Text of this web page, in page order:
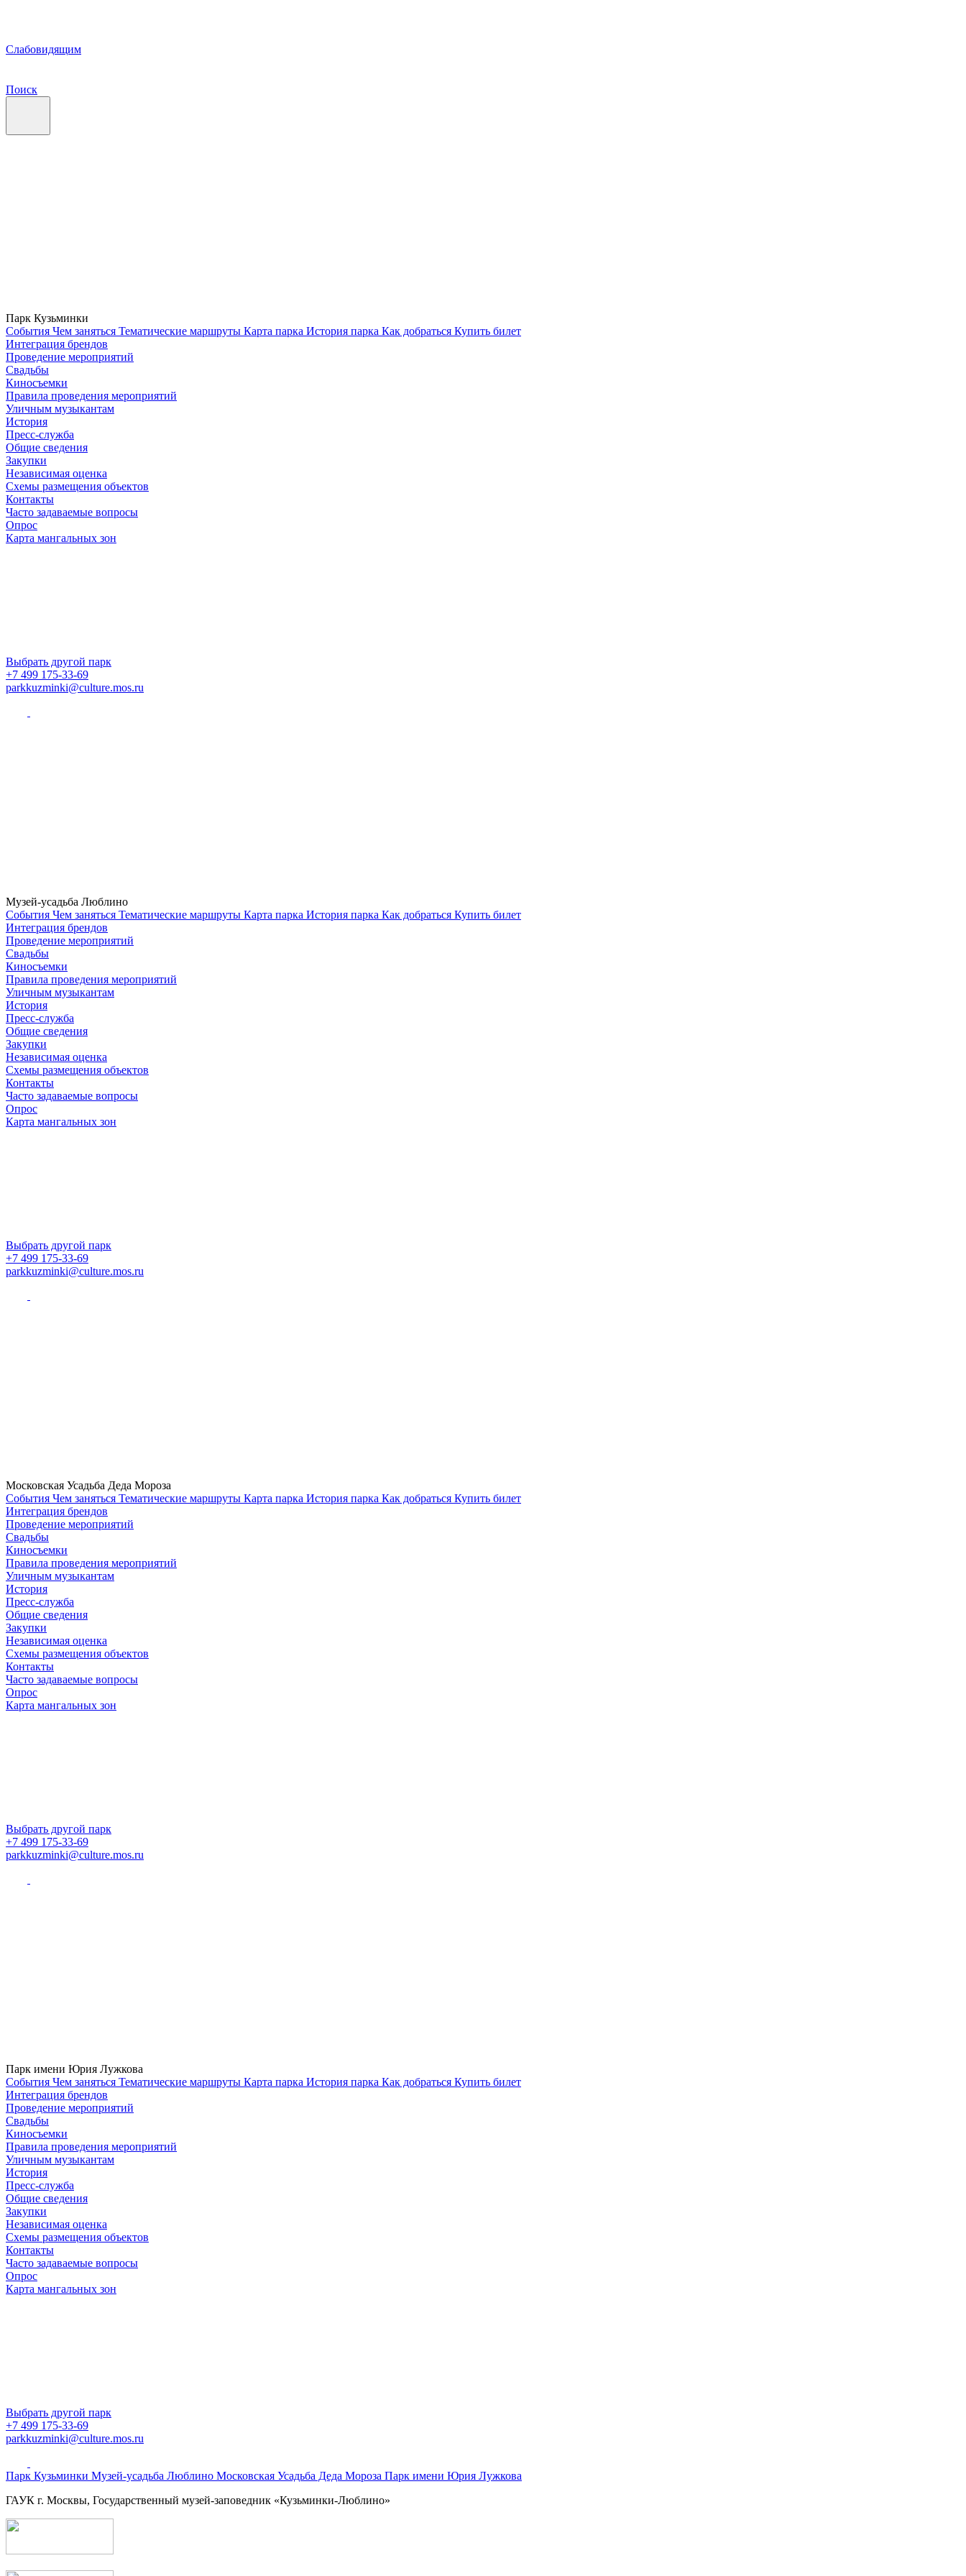
Слабовидящим
Поиск
Парк Кузьминки
Cобытия Чем заняться Тематические маршруты Карта парка История парка Как добраться Купить билет
Интеграция брендов
Проведение мероприятий
Свадьбы
Киносъемки
Правила проведения мероприятий
Уличным музыкантам
История
Пресс-служба
Общие сведения
Закупки
Независимая оценка
Схемы размещения объектов
Контакты
Часто задаваемые вопросы
Опрос
Карта мангальных зон
Выбрать другой парк
+7 499 175-33-69
parkkuzminki@culture.mos.ru
Музей-усадьба Люблино
Cобытия Чем заняться Тематические маршруты Карта парка История парка Как добраться Купить билет
Интеграция брендов
Проведение мероприятий
Свадьбы
Киносъемки
Правила проведения мероприятий
Уличным музыкантам
История
Пресс-служба
Общие сведения
Закупки
Независимая оценка
Схемы размещения объектов
Контакты
Часто задаваемые вопросы
Опрос
Карта мангальных зон
Выбрать другой парк
+7 499 175-33-69
parkkuzminki@culture.mos.ru
Московская Усадьба Деда Мороза
Cобытия Чем заняться Тематические маршруты Карта парка История парка Как добраться Купить билет
Интеграция брендов
Проведение мероприятий
Свадьбы
Киносъемки
Правила проведения мероприятий
Уличным музыкантам
История
Пресс-служба
Общие сведения
Закупки
Независимая оценка
Схемы размещения объектов
Контакты
Часто задаваемые вопросы
Опрос
Карта мангальных зон
Выбрать другой парк
+7 499 175-33-69
parkkuzminki@culture.mos.ru
Парк имени Юрия Лужкова
Cобытия Чем заняться Тематические маршруты Карта парка История парка Как добраться Купить билет
Интеграция брендов
Проведение мероприятий
Свадьбы
Киносъемки
Правила проведения мероприятий
Уличным музыкантам
История
Пресс-служба
Общие сведения
Закупки
Независимая оценка
Схемы размещения объектов
Контакты
Часто задаваемые вопросы
Опрос
Карта мангальных зон
Выбрать другой парк
+7 499 175-33-69
parkkuzminki@culture.mos.ru
Парк Кузьминки Музей-усадьба Люблино Московская Усадьба Деда Мороза Парк имени Юрия Лужкова
ГАУК г. Москвы, Государственный музей-заповедник «Кузьминки-Люблино»